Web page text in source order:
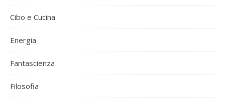
Cibo e Cucina
Energia
Fantascienza
Filosofia